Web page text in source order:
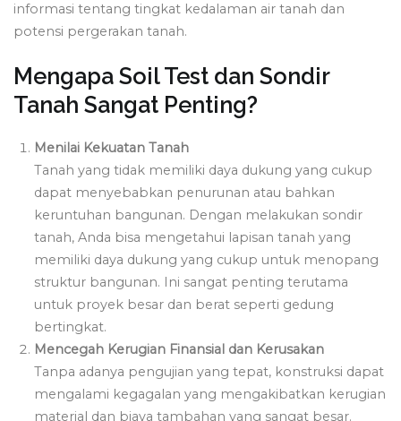
informasi tentang tingkat kedalaman air tanah dan
potensi pergerakan tanah.
Mengapa Soil Test dan Sondir
Tanah Sangat Penting?
Menilai Kekuatan Tanah
Tanah yang tidak memiliki daya dukung yang cukup
dapat menyebabkan penurunan atau bahkan
keruntuhan bangunan. Dengan melakukan sondir
tanah, Anda bisa mengetahui lapisan tanah yang
memiliki daya dukung yang cukup untuk menopang
struktur bangunan. Ini sangat penting terutama
untuk proyek besar dan berat seperti gedung
bertingkat.
Mencegah Kerugian Finansial dan Kerusakan
Tanpa adanya pengujian yang tepat, konstruksi dapat
mengalami kegagalan yang mengakibatkan kerugian
material dan biaya tambahan yang sangat besar.